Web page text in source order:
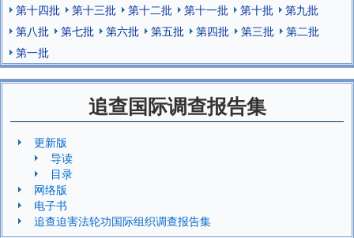
第十四批
第十三批 第十二批 第十一批 第十批
第九批
第八批
第七批 第六批 第五批 第四批 第三批
第二批
第一批
追查国际调查报告集
更新版
导读
目录
网络版
电子书
追查迫害法轮功国际组织调查报告集